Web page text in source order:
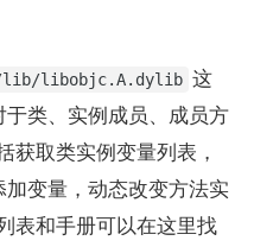
lib/libobjc.A.dylib 这
类、实例成员、成员方
获取类实例变量列表，
变量，动态改变方法实
表和手册可以在这里找